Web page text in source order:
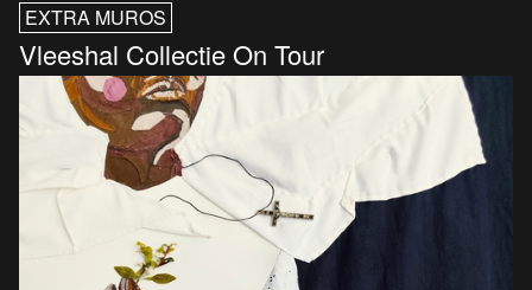
EXTRA MUROS
Vleeshal Collectie On Tour